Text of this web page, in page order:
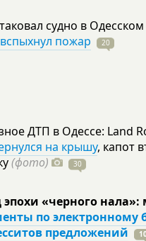
судно в
пожар
20
ДТП в Одессе: Land
на крышу, капот
(фото) 30
эпохи «черного нала»:
по электронному
предложений